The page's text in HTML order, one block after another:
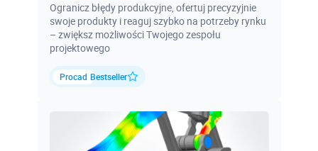
Ogranicz błędy produkcyjne, ofertuj precyzyjnie
swoje produkty i reaguj szybko na potrzeby rynku
– zwiększ możliwości Twojego zespołu
projektowego
Procad Bestseller